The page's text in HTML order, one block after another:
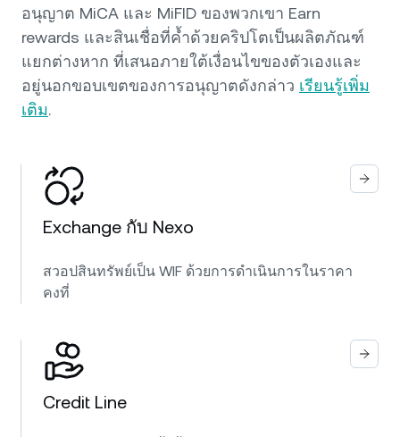
อนุญาต MiCA และ MiFID ของพวกเขา Earn
rewards และสินเชื่อที่ค้ำด้วยคริปโตเป็นผลิตภัณฑ์
แยกต่างหาก ที่เสนอภายใต้เงื่อนไขของตัวเองและ
อยู่นอกขอบเขตของการอนุญาตดังกล่าว เรียนรู้เพิ่ม
เติม.
Exchange กับ Nexo
สวอปสินทรัพย์เป็น WIF ด้วยการดำเนินการในราคา
คงที่
Credit Line